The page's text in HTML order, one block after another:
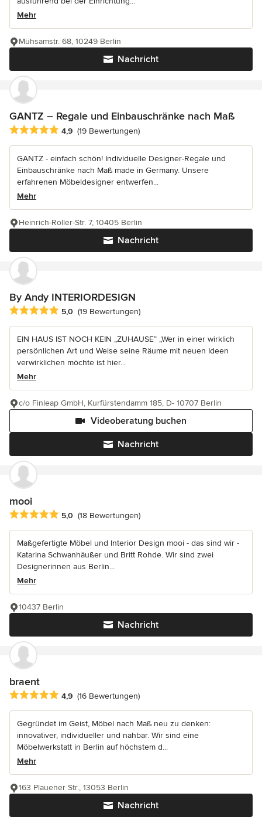
Mehr
Nachricht
Mühsamstr. 68, 10249 Berlin
GANTZ – Regale und Einbauschränke nach Maß
Durchschnittliche Bewertung: 4.9 von 5 Sternen
4,9 (19 Bewertungen)
GANTZ - einfach schön! Individuelle Designer-Regale und
Einbauschränke nach Maß made in Germany. Unsere
erfahrenen Möbeldesigner entwerfen...
Mehr
Nachricht
Heinrich-Roller-Str. 7, 10405 Berlin
By Andy INTERIORDESIGN
Durchschnittliche Bewertung: 5 von 5 Sternen
5,0 (19 Bewertungen)
EIN HAUS IST NOCH KEIN „ZUHAUSE“ „Wer in einer wirklich
persönlichen Art und Weise seine Räume mit neuen Ideen
verwirklichen möchte ist hier...
Mehr
Nachricht
Videoberatung buchen
c/o Finleap GmbH, Kurfürstendamm 185, D- 10707 Berlin
mooi
Durchschnittliche Bewertung: 5 von 5 Sternen
5,0 (18 Bewertungen)
Maßgefertigte Möbel und Interior Design mooi - das sind wir -
Katarina Schwanhäußer und Britt Rohde. Wir sind zwei
Designerinnen aus Berlin...
Mehr
Nachricht
10437 Berlin
braent
Durchschnittliche Bewertung: 4.9 von 5 Sternen
4,9 (16 Bewertungen)
Gegründet im Geist, Möbel nach Maß neu zu denken:
innovativer, individueller und nahbar. Wir sind eine
Möbelwerkstatt in Berlin auf höchstem d...
Mehr
Nachricht
163 Plauener Str., 13053 Berlin